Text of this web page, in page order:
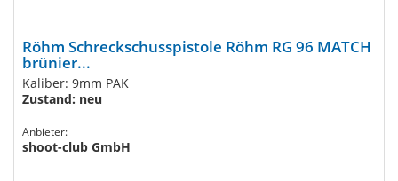
Röhm Schreckschusspistole Röhm RG 96 MATCH
brünier...
Kaliber: 9mm PAK
Zustand: neu
Anbieter:
shoot-club GmbH